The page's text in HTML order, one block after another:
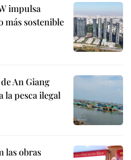
impulsa
sostenible
An Giang
la pesca ilegal
las obras